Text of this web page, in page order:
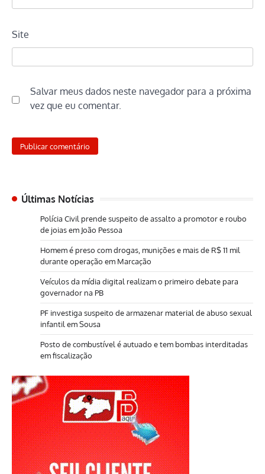
Site
Salvar meus dados neste navegador para a próxima
vez que eu comentar.
Últimas Notícias
Polícia Civil prende suspeito de assalto a promotor e roubo
de joias em João Pessoa
Homem é preso com drogas, munições e mais de R$ 11 mil
durante operação em Marcação
Veículos da mídia digital realizam o primeiro debate para
governador na PB
PF investiga suspeito de armazenar material de abuso sexual
infantil em Sousa
Posto de combustível é autuado e tem bombas interditadas
em fiscalização